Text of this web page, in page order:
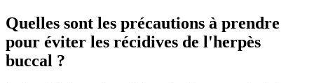
Quelles sont les précautions à prendre
pour éviter les récidives de l'herpès
buccal ?